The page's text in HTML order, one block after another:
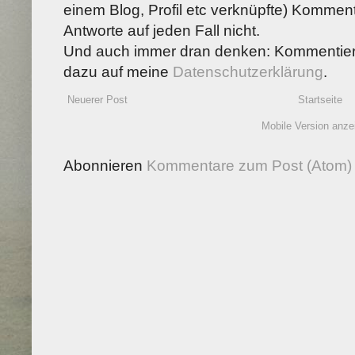
einem Blog, Profil etc verknüpfte)
Antworte auf jeden Fall nicht.
Und auch immer dran denken:
dazu auf meine Datenschutzerklärung.
Neuerer Post Startseite
Mobile Version
Abonnieren Kommentare zum Post (Atom)